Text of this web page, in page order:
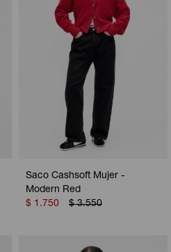
Saco Cashsoft Mujer -
Modern Red
$ 1.750 $ 3.550